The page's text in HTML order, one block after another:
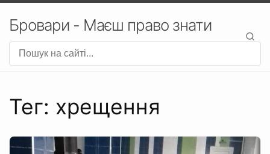
Бровари - Маєш право знати
Тег: хрещення